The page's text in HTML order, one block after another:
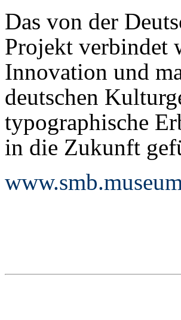
Das von der
Projekt verbindet
Innovation und
deutschen
typographische
in die Zukunft